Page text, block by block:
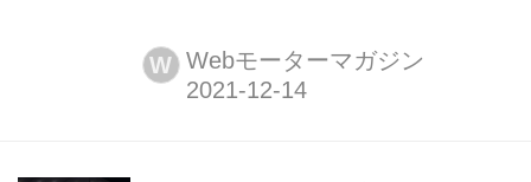
シーズン最終戦、第22戦アブダビGP
がヤス・マリーナ・サーキットで開催
W Webモーターマガジン